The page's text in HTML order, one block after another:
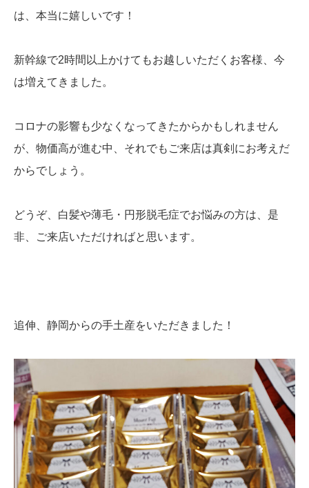
は、本当に嬉しいです！
新幹線で2時間以上かけてもお越しいただくお客様、今
は増えてきました。
コロナの影響も少なくなってきたからかもしれません
が、物価高が進む中、それでもご来店は真剣にお考えだ
からでしょう。
どうぞ、白髪や薄毛・円形脱毛症でお悩みの方は、是
非、ご来店いただければと思います。
追伸、静岡からの手土産をいただきました！